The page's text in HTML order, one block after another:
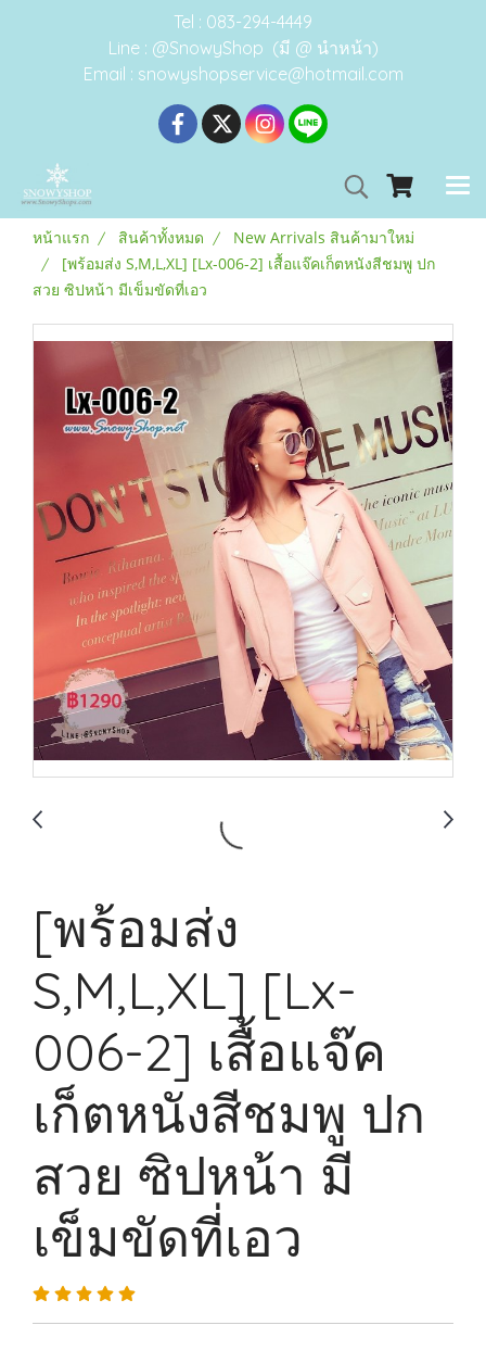
Tel : 083-294-4449
Line : @SnowyShop (มี @ นำหน้า)
Email : snowyshopservice@hotmail.com
หน้าแรก สินค้าทั้งหมด
New Arrivals สินค้ามาใหม่
[พร้อมส่ง S,M,L,XL] [Lx-006-2] เสื้อแจ๊คเก็ตหนังสีชมพู ปก
สวย ซิปหน้า มีเข็มขัดที่เอว
[พร้อมส่ง
S,M,L,XL] [Lx-
006-2] เสื้อแจ๊ค
เก็ตหนังสีชมพู ปก
สวย ซิปหน้า มี
เข็มขัดที่เอว